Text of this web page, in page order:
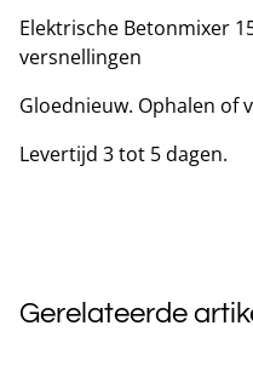
Elektrische Betonmixer
versnellingen
Gloednieuw. Ophalen of
Levertijd 3 tot 5 dagen.
Gerelateerde